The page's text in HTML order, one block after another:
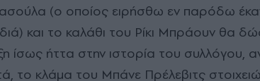
(ο οποίος ειρήσθω εν παρόδω έκανε
και το καλάθι του Ρίκι Μπράουν θα
ίσως ήττα στην ιστορία του συλλόγου,
το κλάμα του Μπάνε Πρέλεβιτς